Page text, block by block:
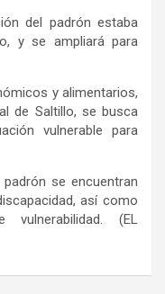
del padrón estaba
y se ampliará para
y alimentarios,
de Saltillo, se busca
vulnerable para
se encuentran
así como
vulnerabilidad. (EL